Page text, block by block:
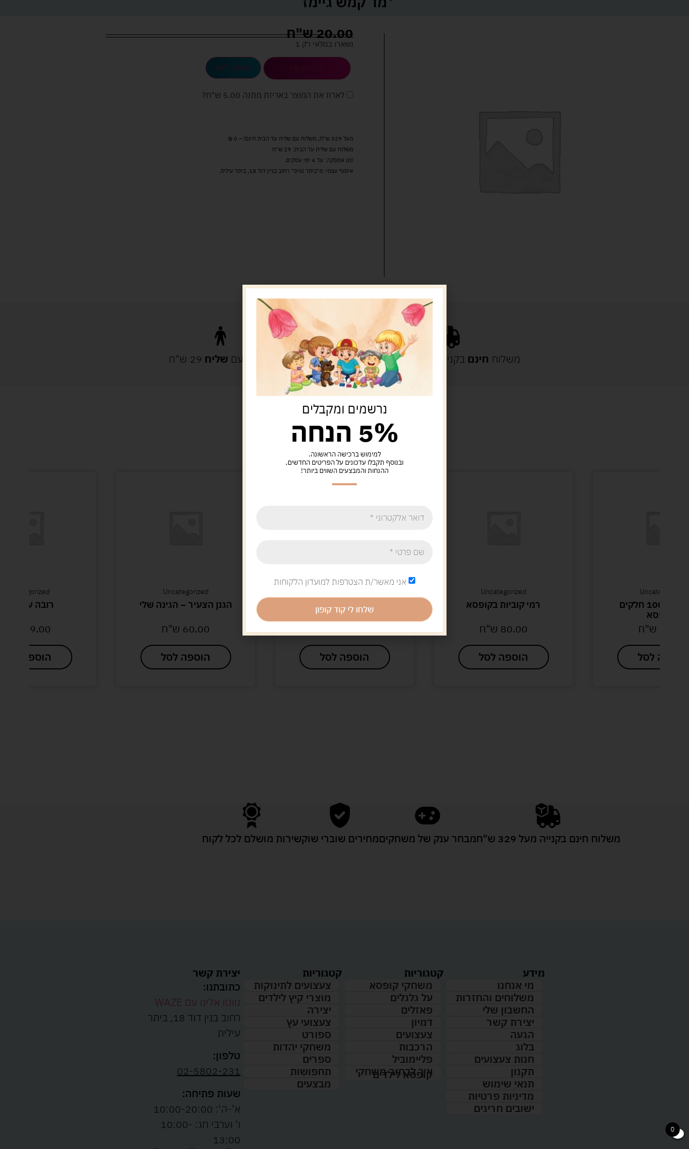
20.00ש"ח
נשארו במלאי רק 1
הוספה לסל
לארוז את המוצר באריזת מתנה 5.00 ש"ח ?
מעל 329 ש"ח, משלוח עם שליח עד הבית חינם! – 0 ₪
משלוח עם שליח עד הבית: 29 ש"ח
זמן אספקה: עד 4 ימי עסקים.
איסוף עצמי: מ"ביתר טויס" רחוב בניין דוד 18, ביתר עילית.
משלוח חינם בקנייה מעל 329 ש"ח משלוח עם שליח 29 ש"ח
מוצרים קשורים
Uncategorized
תואם לגו 1000 חלקים
בקופסא
ש"ח
הוספה לסל
Uncategorized
רמי קוביות בקופסא
80.00 ש"ח
הוספה לסל
דוקים עץ בקופסא
5.00ש"ח
הוספה לסל
Uncategorized
הגנן הצעיר – הגינה שלי
60.00 ש"ח
הוספה לסל
Uncategorized
רובה עם
49.00
הוספה לסל
משלוח חינם בקנייה מעל 329 ש"ח מבחר ענק של משחקיםמחירים שוברי שוקשירות מושלם לכל לקוח
מידע
מי אנחנו
משלוחים והחזרות
החשבון שלי
יצירת קשר
הגעה
בלוג
חנות צעצועים
תקנון
תנאי שימוש
מדיניות פרטיות
ישובים חריגים
קטגוריות
משחקי קופסא
על גלגלים
פאזלים
דמיון
צעצועים
הרכבות
פליימוביל
איך לבחור משחקי
קופסא לילדים
קטגוריות
צעצועים לתינוקות
מוצרי קיץ לילדים
יצירה
צעצועי עץ
ספורט
משחקי יהדות
ספרים
תחפושות
מבצעים
יצירת קשר
כתובתנו:
נווטו אלינו עם WAZE
רחוב בנין דוד 18, ביתר
עילית
טלפון:
02-5802-231
שעות פתיחה:
א'-ה': 10:00-20:00
ו' וערבי חג: 10:00-
13:00
0
נרשמים ומקבלים
5% הנחה
למימוש ברכישה הראשונה.
ובנוסף תקבלו עדכונים על הפריטים החדשים,
ההנחות והמבצעים השווים ביותר!
אני מאשר/ת הצטרפות למועדון הלקוחות
שלחו לי קוד קופון